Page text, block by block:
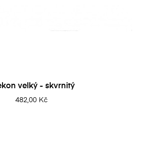
velký - skvrnitý
482,00 Kč